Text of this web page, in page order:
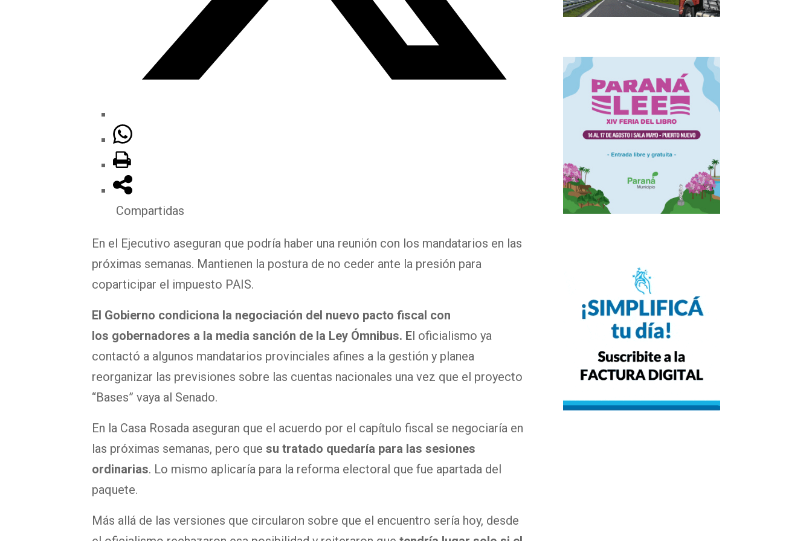
Compartidas
En el Ejecutivo aseguran que podría haber una reunión con los mandatarios en las
próximas semanas. Mantienen la postura de no ceder ante la presión para
coparticipar el impuesto PAIS.
El Gobierno condiciona la negociación del nuevo pacto fiscal con
los gobernadores a la media sanción de la Ley Ómnibus. El oficialismo ya
contactó a algunos mandatarios provinciales afines a la gestión y planea
reorganizar las previsiones sobre las cuentas nacionales una vez que el proyecto
“Bases” vaya al Senado.
En la Casa Rosada aseguran que el acuerdo por el capítulo fiscal se negociaría en
las próximas semanas, pero que su tratado quedaría para las sesiones
ordinarias. Lo mismo aplicaría para la reforma electoral que fue apartada del
paquete.
Más allá de las versiones que circularon sobre que el encuentro sería hoy, desde